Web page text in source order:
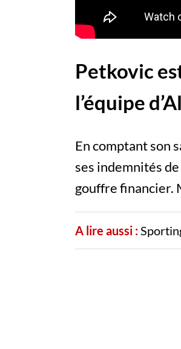
Petkovic
l’équipe
En comptant son
ses indemnités
gouffre financier.
A lire aussi :